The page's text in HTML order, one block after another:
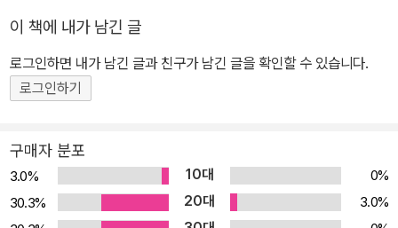
방점을 찍는 작가의 기록이다. 아무리 바쁜 날도 건너뛰는 법 없이 결
심을 실천한 성실함은 그림을, 생활을, 그리고 사람들을 대하는 진심
어린 마음을 그대로 보여 준다. 일이 한꺼번에 몰려들다가도 어느 순
간 사라질까 두려운 프리랜서 일러스트레이터로서의 고민, 좋아하는
극히 개인적인 이야기지만, 많은 이들에게 공감을 주는 건 누구나 막
다른 골목에 다다른 느낌을 겪어 본 적 있고, 미래에 대한 막연한 조급
증을 느껴본 적 있기 때문일 것이다. 보기만 해도 치유되는 듯한 따스
이 책에 내가 남긴 글
로그인하면 내가 남긴 글과 친구가 남긴 글을 확인할 수 있습니다.
로그인하기
구매자 분포
3.0% 10대
0%
30.3%
20대
3.0%